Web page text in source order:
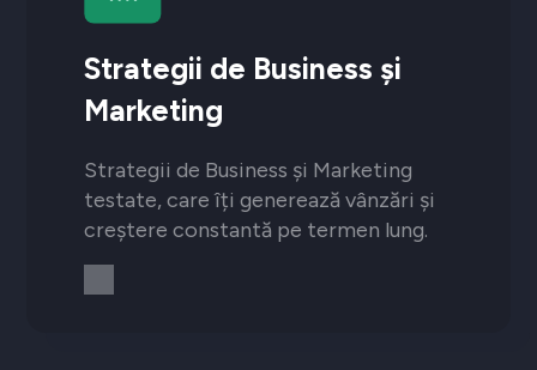
Strategii de Business și
Marketing
Strategii de Business și Marketing
testate, care îți generează vânzări și
creștere constantă pe termen lung.